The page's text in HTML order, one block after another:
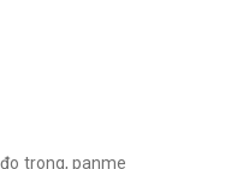
trong, panme